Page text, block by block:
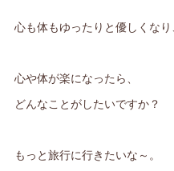
心も体もゆったりと優しくなり
心や体が楽になったら、
どんなことがしたいですか？
もっと旅行に行きたいな～。